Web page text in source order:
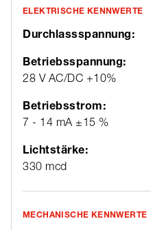
ELEKTRISCHE KENNWERTE
Durchlassspannung:
Betriebsspannung:
28 V AC/DC +10%
Betriebsstrom:
7 - 14 mA ±15 %
Lichtstärke:
330 mcd
MECHANISCHE KENNWERTE